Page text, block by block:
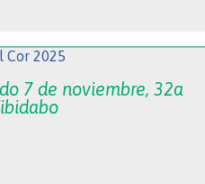
7 de noviembre, 32a